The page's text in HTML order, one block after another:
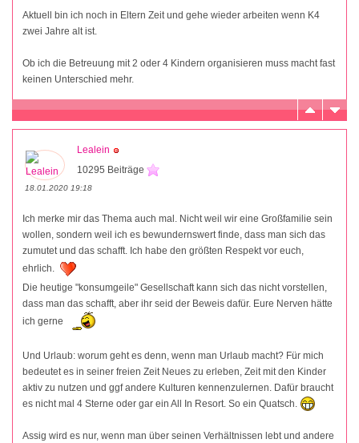
Aktuell bin ich noch in Eltern Zeit und gehe wieder arbeiten wenn K4
zwei Jahre alt ist.
Ob ich die Betreuung mit 2 oder 4 Kindern organisieren muss macht fast
keinen Unterschied mehr.
Lealein
10295 Beiträge
18.01.2020 19:18
Ich merke mir das Thema auch mal. Nicht weil wir eine Großfamilie sein
wollen, sondern weil ich es bewundernswert finde, dass man sich das
zumutet und das schafft. Ich habe den größten Respekt vor euch,
ehrlich.
Die heutige "konsumgeile" Gesellschaft kann sich das nicht vorstellen,
dass man das schafft, aber ihr seid der Beweis dafür. Eure Nerven hätte
ich gerne
Und Urlaub: worum geht es denn, wenn man Urlaub macht? Für mich
bedeutet es in seiner freien Zeit Neues zu erleben, Zeit mit den Kinder
aktiv zu nutzen und ggf andere Kulturen kennenzulernen. Dafür braucht
es nicht mal 4 Sterne oder gar ein All In Resort. So ein Quatsch.
Assig wird es nur, wenn man über seinen Verhältnissen lebt und andere